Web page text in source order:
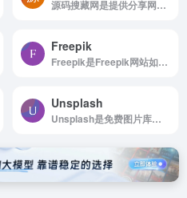
源码搜藏网是提供分享网站源码，...
Freepik
Freepik是Freepik网站如何使用 浏览...
Unsplash
Unsplash是免费图片库，适合任何项目使用，无版权限制